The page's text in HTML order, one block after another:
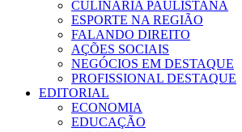
CULINÁRIA PAULISTANA
ESPORTE NA REGIÃO
FALANDO DIREITO
AÇÕES SOCIAIS
NEGÓCIOS EM DESTAQUE
PROFISSIONAL DESTAQUE
EDITORIAL
ECONOMIA
EDUCAÇÃO